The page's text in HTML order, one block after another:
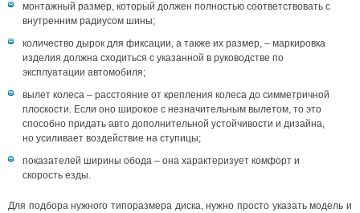
монтажный размер, который должен полностью соответствовать с
внутренним радиусом шины;
количество дырок для фиксации, а также их размер, – маркировка
изделия должна сходиться с указанной в руководстве по
эксплуатации автомобиля;
вылет колеса – расстояние от крепления колеса до симметричной
плоскости. Если оно широкое с незначительным вылетом, то это
способно придать авто дополнительной устойчивости и дизайна,
но усиливает воздействие на ступицы;
показателей ширины обода – она характеризует комфорт и
скорость езды.
Для подбора нужного типоразмера диска, нужно просто указать модель и